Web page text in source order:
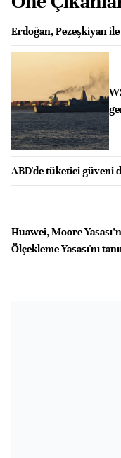
Erdoğan, Pezeşkiyan
ABD'de tüketici güveni
Huawei, Moore
Ölçekleme Yasası'nı